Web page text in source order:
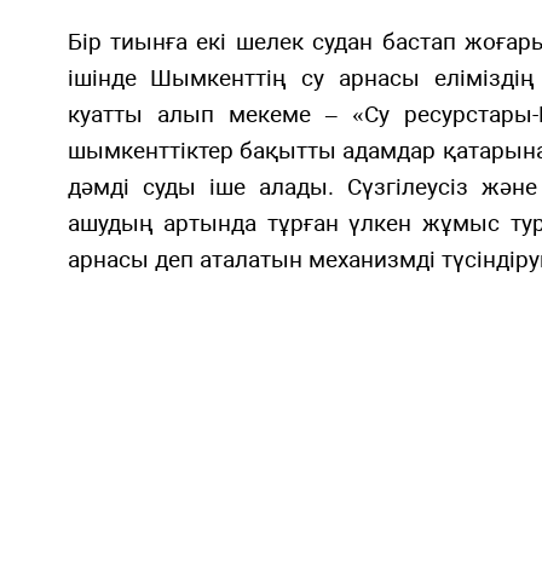
Бір тиынға екі шелек судан бастап
ішінде Шымкенттің су арнасы
куатты алып мекеме – «Су
шымкенттіктер бақытты адамдар
дәмді суды іше алады. Сүзгілеусіз
ашудың артында тұрған үлкен жұмыс
арнасы деп аталатын механизмді